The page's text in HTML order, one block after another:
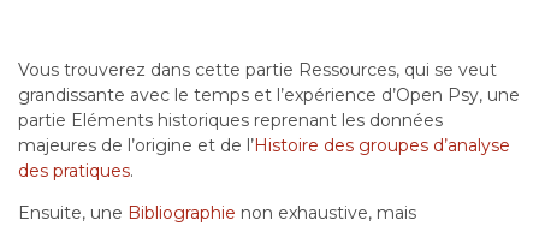
Vous trouverez dans cette partie Ressources, qui se veut
grandissante avec le temps et l’expérience d’Open Psy, une
partie Eléments historiques reprenant les données
majeures de l’origine et de l’Histoire des groupes d’analyse
des pratiques.
Ensuite, une Bibliographie non exhaustive, mais